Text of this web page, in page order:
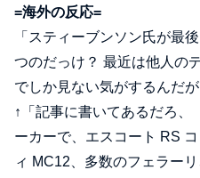
=海外の反応=
「スティーブンソン氏が最
つのだっけ？ 最近は他人の
でしか見ない気がするんだが
↑「記事に書いてあるだろ、
ーカーで、エスコート RS
ィ MC12、多数のフェラー